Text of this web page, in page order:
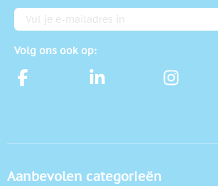
E-mailadres
Volg ons ook op:
Aanbevolen categorieën